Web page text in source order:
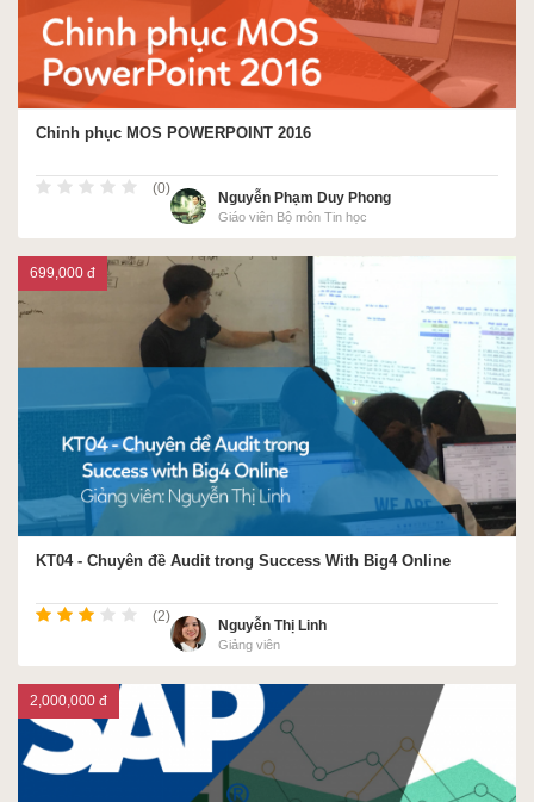
Chinh phục MOS POWERPOINT 2016
(0)
Nguyễn Phạm Duy Phong
Giáo viên Bộ môn Tin học
KT04 - Chuyên đề Audit trong Success With Big4 Online
(2)
Nguyễn Thị Linh
Giảng viên
699,000 đ
2,000,000 đ